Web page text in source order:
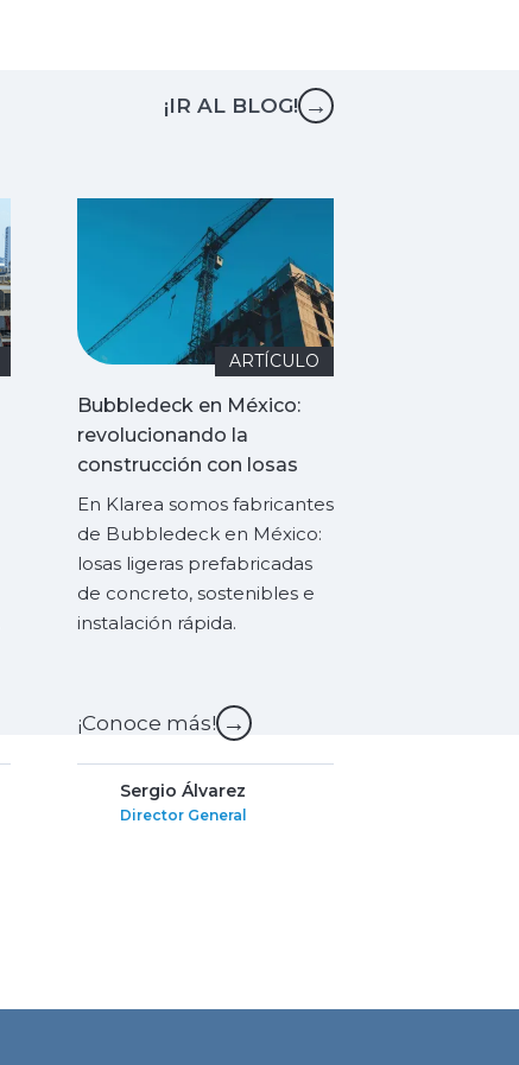
¡IR AL BLOG! →
ARTÍCULO
Bubbledeck en México:
revolucionando la
construcción con losas
ligeras
En Klarea somos fabricantes
de Bubbledeck en México:
losas ligeras prefabricadas
de concreto, sostenibles e
instalación rápida.
¡Conoce más! →
Sergio Álvarez
Director General